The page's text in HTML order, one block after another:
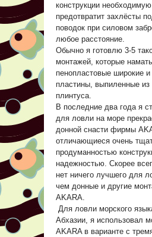
конструкции
предотвратит захлёсты
поводок при силовом
любое расстояние.
Обычно я готовлю 3-5
монтажей, которые
пенопластовые широкие
пластины, выпиленные из
плинтуса.
В последние два года я
для ловли на море
донной снасти фирмы
отличающиеся очень
продуманностью
надежностью. Скорее
нет ничего лучшего для
чем донные и другие
AKARA.
Для ловли морского
Абхазии, я использовал
AKARA в варианте с